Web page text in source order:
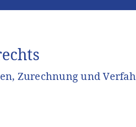
Zurechnung und